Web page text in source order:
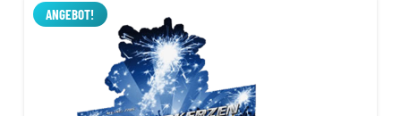
ANGEBOT!